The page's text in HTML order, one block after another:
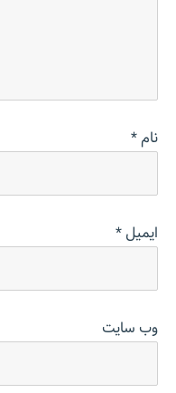
نام*
ایمیل*
وب‌ سایت